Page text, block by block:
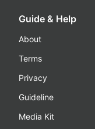
Guide & Help
About
Terms
Privacy
Guideline
Media Kit